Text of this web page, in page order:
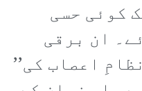
کوئی حسی
ان برقی
اعصاب کی’’